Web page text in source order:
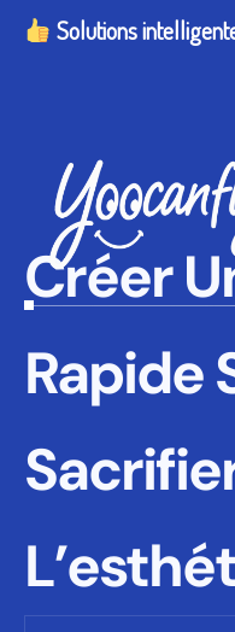
Créer
Rapide
Solutions